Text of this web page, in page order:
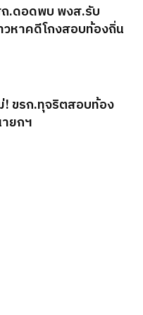
.ดอดพบ พงส.รับ
หาคดีโกงสอบท้องถิ่น
! ขรก.ทุจริตสอบท้อง
ยกฯ